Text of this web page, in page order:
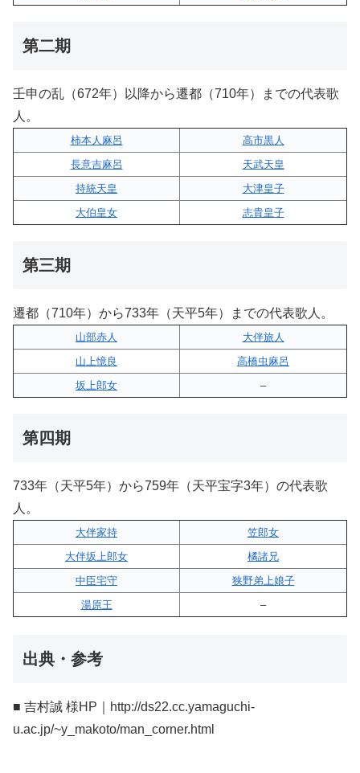
第二期
壬申の乱（672年）以降から遷都（710年）までの代表歌
人。
柿本人麻呂
高市黒人
長意吉麻呂
天武天皇
持統天皇
大津皇子
大伯皇女
志貴皇子
第三期
遷都（710年）から733年（天平5年）までの代表歌人。
山部赤人
大伴旅人
山上憶良
高橋虫麻呂
坂上郎女
–
第四期
733年（天平5年）から759年（天平宝字3年）の代表歌
人。
大伴家持
笠郎女
大伴坂上郎女
橘諸兄
中臣宅守
狭野弟上娘子
湯原王
–
出典・参考
■ 吉村誠 様HP｜http://ds22.cc.yamaguchi-
u.ac.jp/~y_makoto/man_corner.html